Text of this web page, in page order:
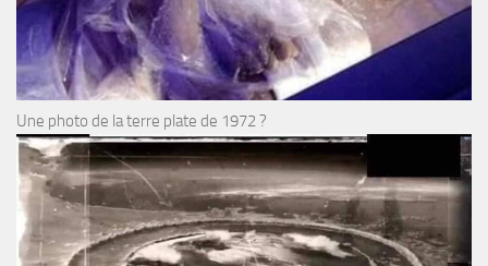
Une photo de la terre plate de 1972 ?